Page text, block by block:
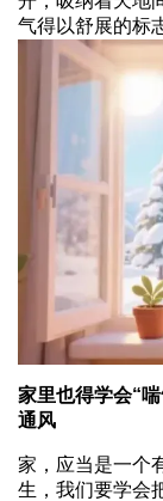
气得以舒展的标
家里也得学会“
通风
家，应当是一个
生，我们要学会